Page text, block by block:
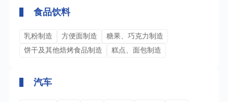
食品饮料
乳粉制造 方便面制造
糖果、巧克力制造
饼干及其他焙烤食品制造
糕点、面包制造
汽车